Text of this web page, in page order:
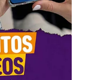
de sus
humanos.
sea remitida
tenida en cuenta
derecho».
llegaron a 12,9%
hasta el mes de
ese mismo periodo